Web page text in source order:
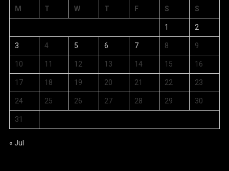
M
T W T F S S
1 2
3 4 5 6 7 8 9
10 11 12 13 14 15 16
17 18 19 20 21 22 23
24 25 26 27 28 29 30
31
« Jul